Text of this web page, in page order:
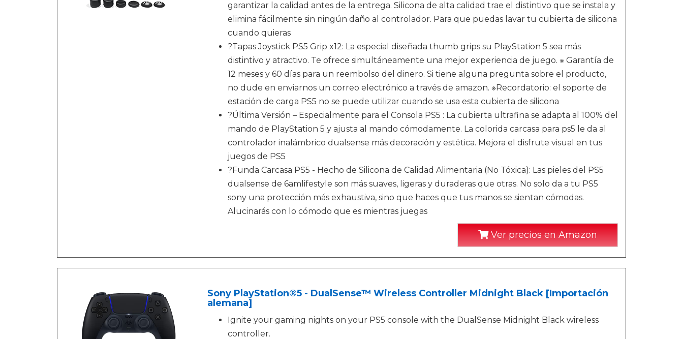
garantizar la calidad antes de la entrega. Silicona de alta calidad trae el distintivo que se instala y
elimina fácilmente sin ningún daño al controlador. Para que puedas lavar tu cubierta de silicona
cuando quieras
?Tapas Joystick PS5 Grip x12: La especial diseñada thumb grips su PlayStation 5 sea más
distintivo y atractivo. Te ofrece simultáneamente una mejor experiencia de juego. ※ Garantía de
12 meses y 60 días para un reembolso del dinero. Si tiene alguna pregunta sobre el producto,
no dude en enviarnos un correo electrónico a través de amazon. ※Recordatorio: el soporte de
estación de carga PS5 no se puede utilizar cuando se usa esta cubierta de silicona
?Última Versión – Especialmente para el Consola PS5 : La cubierta ultrafina se adapta al 100% del
mando de PlayStation 5 y ajusta al mando cómodamente. La colorida carcasa para ps5 le da al
controlador inalámbrico dualsense más decoración y estética. Mejora el disfrute visual en tus
juegos de PS5
?Funda Carcasa PS5 - Hecho de Silicona de Calidad Alimentaria (No Tóxica): Las pieles del PS5
dualsense de 6amlifestyle son más suaves, ligeras y duraderas que otras. No solo da a tu PS5
sony una protección más exhaustiva, sino que haces que tus manos se sientan cómodas.
Alucinarás con lo cómodo que es mientras juegas
Ver precios en Amazon
Sony PlayStation®5 - DualSense™ Wireless Controller Midnight Black [Importación
alemana]
Ignite your gaming nights on your PS5 console with the DualSense Midnight Black wireless
controller.